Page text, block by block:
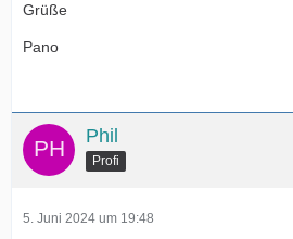
Grüße
Pano
Phil
Profi
5. Juni 2024 um 19:48